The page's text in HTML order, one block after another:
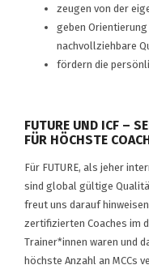
zeugen von der
geben
nachvollziehbare
fördern die
FUTURE UND ICF –
FÜR HÖCHSTE
Für FUTURE, als jeher
sind global gültige
freut uns darauf
zertifizierten Coaches im
Trainer*innen waren und
höchste Anzahl an MCCs